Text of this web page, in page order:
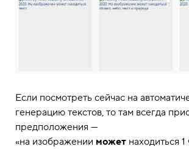
Если посмотреть сейчас на
генерацию текстов, то там всегда
предположения —
«на изображении может находиться 1